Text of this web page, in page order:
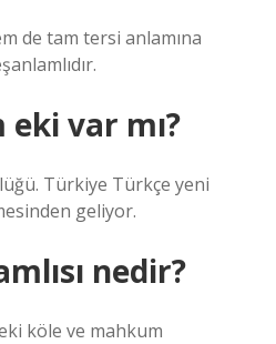
de tam tersi anlamına
eki var mı?
Türkiye Türkçe yeni
geliyor.
nedir?
köle ve mahkum